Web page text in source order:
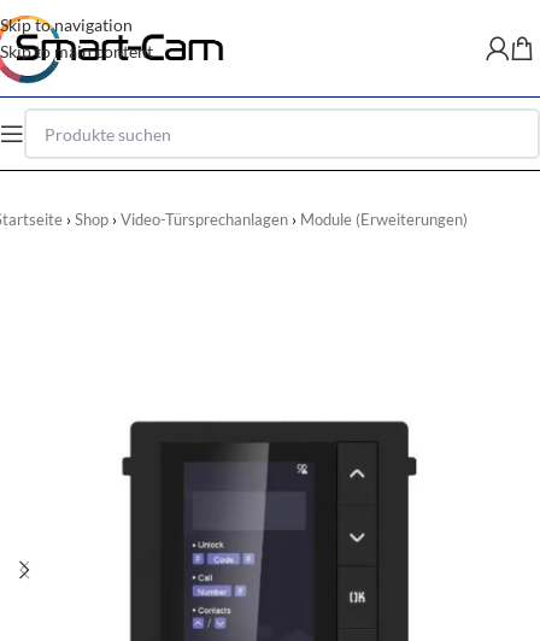
Skip to navigation
Skip to main content
Shop Video-Türsprechanlagen Module (Erweiterungen)